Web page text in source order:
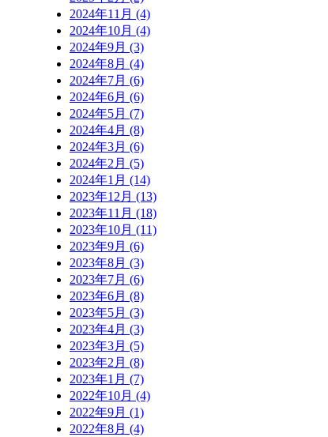
2024年11月 (4)
2024年10月 (4)
2024年9月 (3)
2024年8月 (4)
2024年7月 (6)
2024年6月 (6)
2024年5月 (7)
2024年4月 (8)
2024年3月 (6)
2024年2月 (5)
2024年1月 (14)
2023年12月 (13)
2023年11月 (18)
2023年10月 (11)
2023年9月 (6)
2023年8月 (3)
2023年7月 (6)
2023年6月 (8)
2023年5月 (3)
2023年4月 (3)
2023年3月 (5)
2023年2月 (8)
2023年1月 (7)
2022年10月 (4)
2022年9月 (1)
2022年8月 (4)